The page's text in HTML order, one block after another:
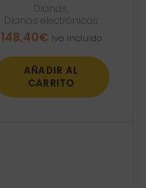
Dianas
Dianas electrónicas
148,40€ Iva incluido
AÑADIR AL
CARRITO